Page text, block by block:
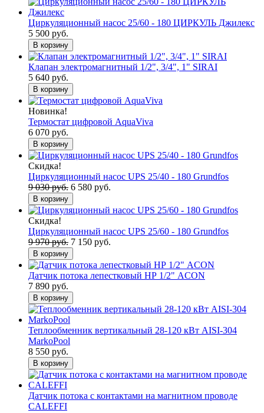
Циркуляционный насос 25/60 - 180 ЦИРКУЛЬ Джилекс
5 500 руб.
В корзину
Клапан электромагнитный 1/2", 3/4", 1" SIRAI
5 640 руб.
В корзину
Новинка!
Термостат цифровой AquaViva
6 070 руб.
В корзину
Скидка!
Циркуляционный насос UPS 25/40 - 180 Grundfos
9 030 руб. 6 580 руб.
В корзину
Скидка!
Циркуляционный насос UPS 25/60 - 180 Grundfos
9 970 руб. 7 150 руб.
В корзину
Датчик потока лепестковый НР 1/2" ACON
7 890 руб.
В корзину
Теплообменник вертикальный 28-120 кВт AISI-304
MarkoPool
8 550 руб.
В корзину
Датчик потока с контактами на магнитном проводе
CALEFFI